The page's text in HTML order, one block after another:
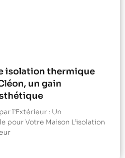
isolation thermique
un gain
l’Extérieur : Un
pour Votre Maison L’isolation